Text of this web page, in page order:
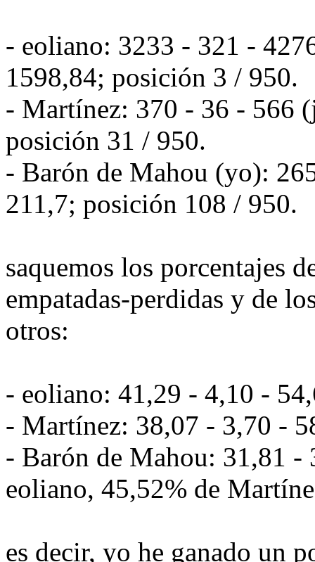
- eoliano: 3233 - 321 -
1598,84; posición 3 / 950.
- Martínez: 370 - 36 - 566
posición 31 / 950.
- Barón de Mahou (yo):
211,7; posición 108 / 950.
saquemos los porcentajes
empatadas-perdidas y de
otros:
- eoliano: 41,29 - 4,10 -
- Martínez: 38,07 - 3,70 -
- Barón de Mahou: 31,81 -
eoliano, 45,52% de
es decir, yo he ganado un